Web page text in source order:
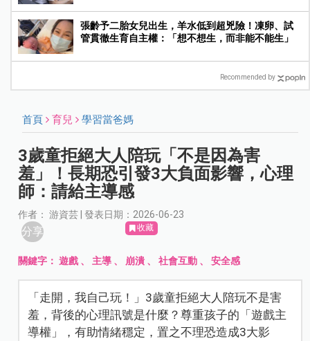
張齡予二胎女兒出生，羊水低到超兇險！凍卵、試
管貫徹生育自主權：「想不想生，而非能不能生」
Recommended by
首頁 育兒 學習當爸媽
3歲童拒絕大人陪玩「不是因為害
羞」！長期恐引發3大負面影響，心理
師：請給主導感
作者： 游資芸 | 發表日期：2026-06-23
分享 收藏
關鍵字：遊戲 、 主導 、 崩潰 、社會互動 、安全感
「走開，我自己玩！」3歲童拒絕大人陪玩不是害
羞，背後的心理訊號是什麼？尊重孩子的「遊戲主
導權」，有助情緒穩定，置之不理恐造成3大影